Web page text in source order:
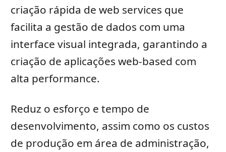
criação rápida de web services que
facilita a gestão de dados com uma
interface visual integrada, garantindo a
criação de aplicações web-based com
alta performance.
Reduz o esforço e tempo de
desenvolvimento, assim como os custos
de produção em área de administração,